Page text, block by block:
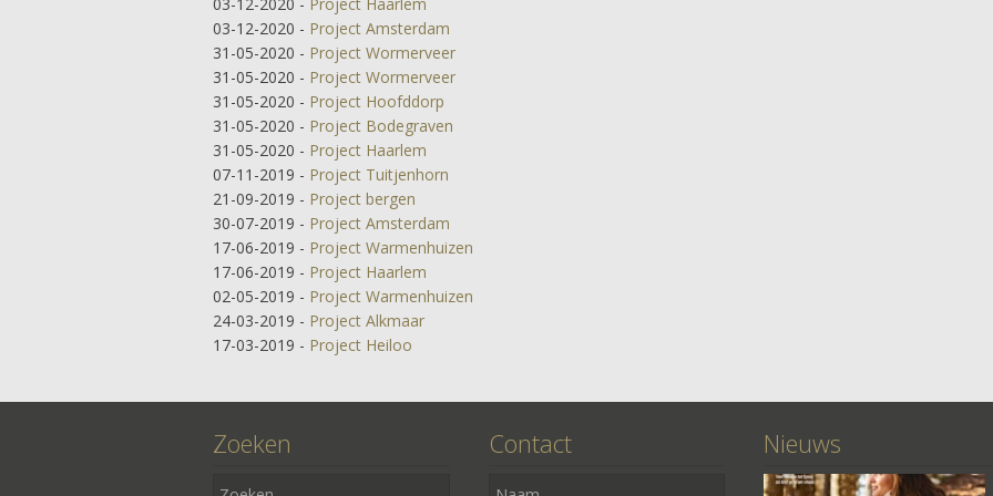
03-12-2020 - Project Amsterdam
31-05-2020 - Project Wormerveer
31-05-2020 - Project Wormerveer
31-05-2020 - Project Hoofddorp
31-05-2020 - Project Bodegraven
31-05-2020 - Project Haarlem
07-11-2019 - Project Tuitjenhorn
21-09-2019 - Project bergen
30-07-2019 - Project Amsterdam
17-06-2019 - Project Warmenhuizen
17-06-2019 - Project Haarlem
02-05-2019 - Project Warmenhuizen
24-03-2019 - Project Alkmaar
17-03-2019 - Project Heiloo
Zoeken Contact Nieuws